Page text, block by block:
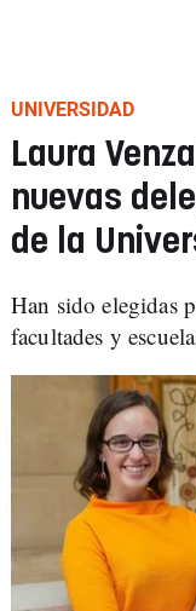
UNIVERSIDAD
Laura
nuevas
de la
Han sido elegidas
facultades y